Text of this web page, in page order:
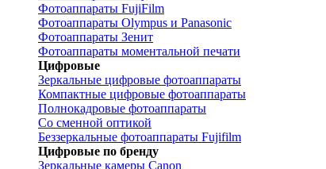
Фотоаппараты FujiFilm
Фотоаппараты Olympus и Panasonic
Фотоаппараты Зенит
Фотоаппараты моментальной печати
Цифровые
Зеркальные цифровые фотоаппараты
Компактные цифровые фотоаппараты
Полнокадровые фотоаппараты
Со сменной оптикой
Беззеркальные фотоаппараты Fujifilm
Цифровые по бренду
Зеркальные камеры Canon